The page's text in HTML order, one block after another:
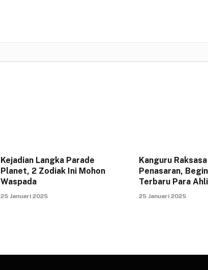
Kejadian Langka Parade
Planet, 2 Zodiak Ini Mohon
Waspada
25 Januari 2025
Kanguru
Penasaran,
Terbaru Para Ahli
25 Januari 2025